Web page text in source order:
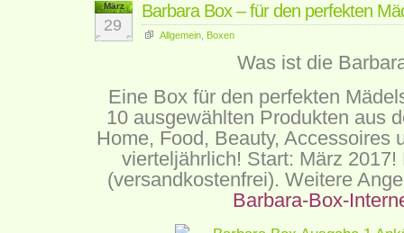
März
29
Barbara Box – für den perfekten
Allgemein Boxen
Was ist die
Eine Box für den perfekten
10 ausgewählten Produkten aus
Home, Food, Beauty, Accessoires
vierteljährlich! Start: März
(versandkostenfrei). Weitere
Barbara-Box-